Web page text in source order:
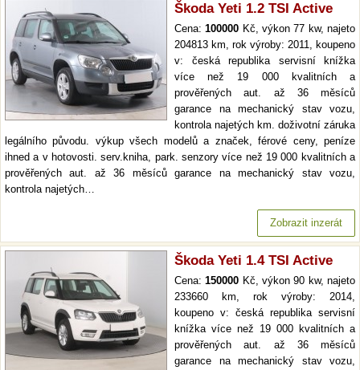
Škoda Yeti 1.2 TSI Active
Cena:100000 Kč, výkon 77 kw, najeto
204813 km, rok výroby: 2011, koupeno
v: česká republika servisní knížka
více než 19 000 kvalitních a
prověřených aut. až 36 měsíců
garance na mechanický stav vozu,
kontrola najetých km. doživotní záruka
legálního původu. výkup všech modelů a značek, férové ceny, peníze
ihned a v hotovosti. serv.kniha, park. senzory více než 19 000 kvalitních a
prověřených aut. až 36 měsíců garance na mechanický stav vozu,
kontrola najetých…
Zobrazit inzerát
Škoda Yeti 1.4 TSI Active
Cena:150000 Kč, výkon 90 kw, najeto
233660 km, rok výroby: 2014,
koupeno v: česká republika servisní
knížka více než 19 000 kvalitních a
prověřených aut. až 36 měsíců
garance na mechanický stav vozu,